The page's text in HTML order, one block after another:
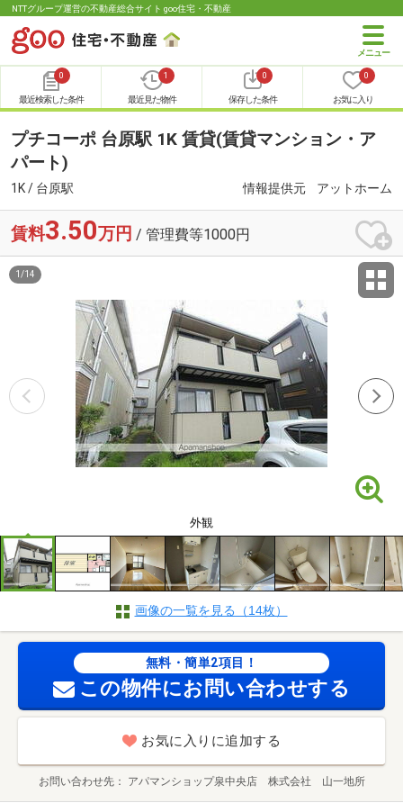
NTTグループ運営の不動産総合サイト goo住宅・不動産
0
最近検索した条件
1
最近見た物件
0
保存した条件
0
お気に入り
プチコーポ 台原駅 1K 賃貸(賃貸マンション・ア
パート)
1K / 台原駅 情報提供元 アットホーム
賃料3.50万円 / 管理費等1000円
外観
1 /14
画像の一覧を見る（14枚）
無料・簡単2項目！
この物件にお問い合わせする
お気に入りに追加する
お問い合わせ先 アパマンショップ泉中央店 株式会社 山一地所